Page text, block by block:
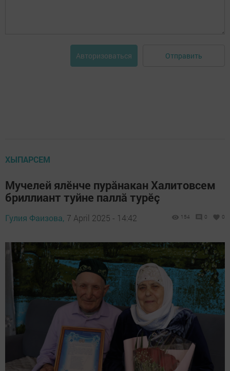
Авторизоваться Отправить
ХЫПАРСЕМ
Мучелей ялӗнче пурăнакан Халитовсем
бриллиант туйне паллӑ турӗç
Гулия Фаизова, 7 April 2025 - 14:42 154 0 0